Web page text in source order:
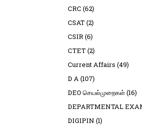
CRC (62)
CSAT(2)
CSIR(6)
CTET(2)
Current Affairs (49)
D A(107)
DEO செயல்முறைகள்(16)
DEPARTMENTAL
DIGIPIN (1)